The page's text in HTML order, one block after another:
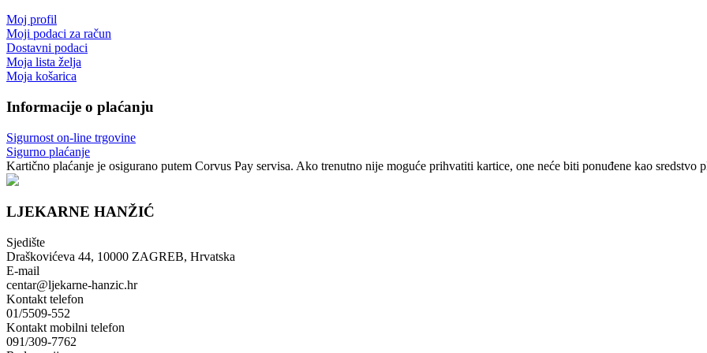
Moj profil
Moji podaci za račun
Dostavni podaci
Moja lista želja
Moja košarica
Informacije o plaćanju
Sigurnost on-line trgovine
Sigurno plaćanje
Kartično plaćanje je osigurano putem Corvus Pay servisa. Ako trenutno nije moguće prihvatiti kartice, one neće biti ponuđene kao sredstvo
LJEKARNE HANŽIĆ
Sjedište
Draškovićeva 44, 10000 ZAGREB, Hrvatska
E-mail
centar@ljekarne-hanzic.hr
Kontakt telefon
01/5509-552
Kontakt mobilni telefon
091/309-7762